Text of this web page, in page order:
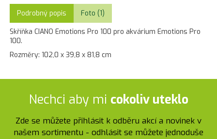
Podrobný popis
Foto (1)
Skříňka CIANO Emotions Pro 100 pro akvárium Emotions Pro
100.
Rozměry: 102,0 x 39,8 x 81,8 cm
Nechci aby mi cokoliv uteklo
Zde se můžete přihlásit k odběru akcí a novinek v
našem sortimentu - odhlásit se můžete jednoduše